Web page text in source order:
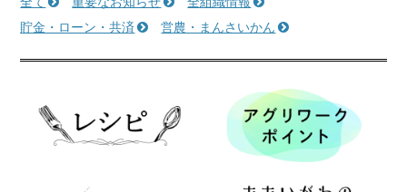
貯金・ローン・共済
営農・まんさいかん